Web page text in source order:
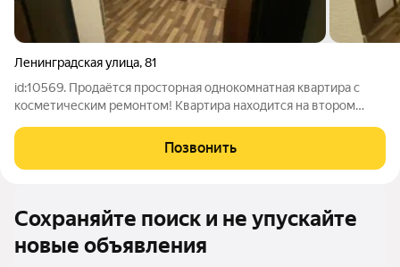
Ленинградская улица,81
id:10569. Продаётся просторная однокомнатная квартира с
косметическим ремонтом! Квартира находится на втором
функциональной прихожей. Уютная и очень вместительная
комната, в которой остаётся мебель для
Позвонить
Сохраняйте поиск и не упускайте
новые объявления